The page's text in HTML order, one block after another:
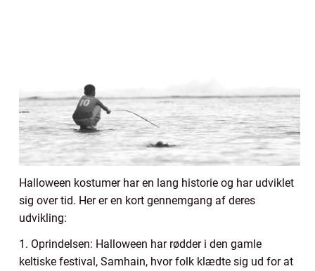
Halloween kostumer har en lang historie og har udviklet
sig over tid. Her er en kort gennemgang af deres
udvikling:
1. Oprindelsen: Halloween har rødder i den gamle
keltiske festival, Samhain, hvor folk klædte sig ud for at